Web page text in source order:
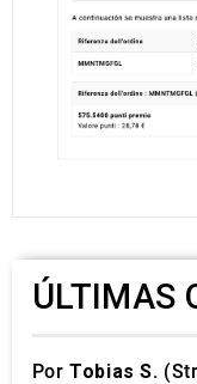
ÚLTIMAS
PorTobias S.